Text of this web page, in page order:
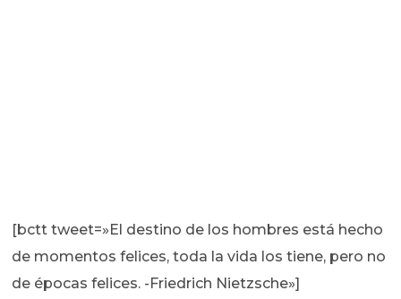
[bctt tweet=»El destino de los hombres está hecho
de momentos felices, toda la vida los tiene, pero no
de épocas felices. -Friedrich Nietzsche»]